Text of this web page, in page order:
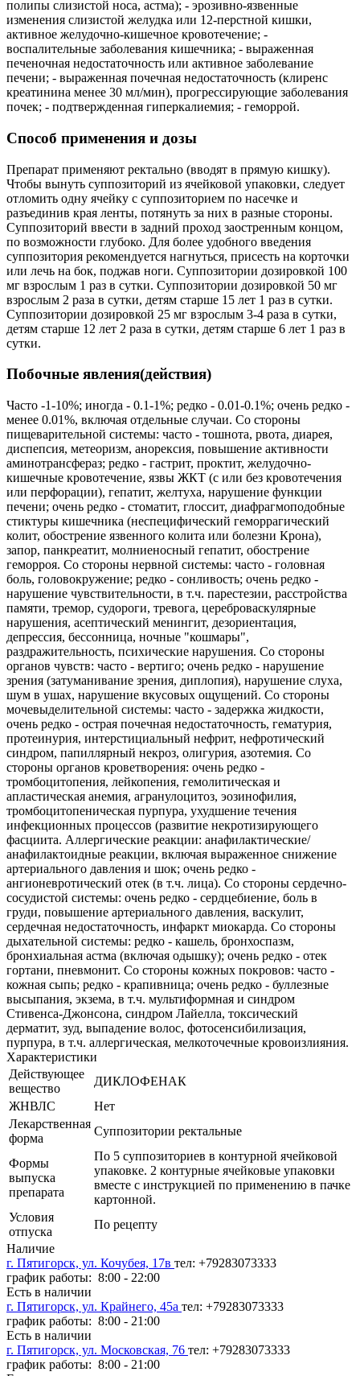
полипы слизистой носа, астма); - эрозивно-язвенные
изменения слизистой желудка или 12-перстной кишки,
активное желудочно-кишечное кровотечение; -
воспалительные заболевания кишечника; - выраженная
печеночная недостаточность или активное заболевание
печени; - выраженная почечная недостаточность (клиренс
креатинина менее 30 мл/мин), прогрессирующие заболевания
почек; - подтвержденная гиперкалиемия; - геморрой.
Способ применения и дозы
Препарат применяют ректально (вводят в прямую кишку).
Чтобы вынуть суппозиторий из ячейковой упаковки, следует
отломить одну ячейку с суппозиторием по насечке и
разъединив края ленты, потянуть за них в разные стороны.
Суппозиторий ввести в задний проход заостренным концом,
по возможности глубоко. Для более удобного введения
суппозитория рекомендуется нагнуться, присесть на корточки
или лечь на бок, поджав ноги. Суппозитории дозировкой 100
мг взрослым 1 раз в сутки. Суппозитории дозировкой 50 мг
взрослым 2 раза в сутки, детям старше 15 лет 1 раз в сутки.
Суппозитории дозировкой 25 мг взрослым 3-4 раза в сутки,
детям старше 12 лет 2 раза в сутки, детям старше 6 лет 1 раз в
сутки.
Побочные явления(действия)
Часто -1-10%; иногда - 0.1-1%; редко - 0.01-0.1%; очень редко -
менее 0.01%, включая отдельные случаи. Со стороны
пищеварительной системы: часто - тошнота, рвота, диарея,
диспепсия, метеоризм, анорексия, повышение активности
аминотрансфераз; редко - гастрит, проктит, желудочно-
кишечные кровотечение, язвы ЖКТ (с или без кровотечения
или перфорации), гепатит, желтуха, нарушение функции
печени; очень редко - стоматит, глоссит, диафрагмоподобные
стиктуры кишечника (неспецифический геморрагический
колит, обострение язвенного колита или болезни Крона),
запор, панкреатит, молниеносный гепатит, обострение
геморроя. Со стороны нервной системы: часто - головная
боль, головокружение; редко - сонливость; очень редко -
нарушение чувствительности, в т.ч. парестезии, расстройства
памяти, тремор, судороги, тревога, цереброваскулярные
нарушения, асептический менингит, дезориентация,
депрессия, бессонница, ночные "кошмары",
раздражительность, психические нарушения. Со стороны
органов чувств: часто - вертиго; очень редко - нарушение
зрения (затуманивание зрения, диплопия), нарушение слуха,
шум в ушах, нарушение вкусовых ощущений. Со стороны
мочевыделительной системы: часто - задержка жидкости,
очень редко - острая почечная недостаточность, гематурия,
протеинурия, интерстициальный нефрит, нефротический
синдром, папиллярный некроз, олигурия, азотемия. Со
стороны органов кроветворения: очень редко -
тромбоцитопения, лейкопения, гемолитическая и
апластическая анемия, агранулоцитоз, эозинофилия,
тромбоцитопеническая пурпура, ухудшение течения
инфекционных процессов (развитие некротизирующего
фасциита. Аллергические реакции: анафилактические/
анафилактоидные реакции, включая выраженное снижение
артериального давления и шок; очень редко -
ангионевротический отек (в т.ч. лица). Со стороны сердечно-
сосудистой системы: очень редко - сердцебиение, боль в
груди, повышение артериального давления, васкулит,
сердечная недостаточность, инфаркт миокарда. Со стороны
дыхательной системы: редко - кашель, бронхоспазм,
бронхиальная астма (включая одышку); очень редко - отек
гортани, пневмонит. Со стороны кожных покровов: часто -
кожная сыпь; редко - крапивница; очень редко - буллезные
высыпания, экзема, в т.ч. мультиформная и синдром
Стивенса-Джонсона, синдром Лайелла, токсический
дерматит, зуд, выпадение волос, фотосенсибилизация,
пурпура, в т.ч. аллергическая, мелкоточечные кровоизлияния.
Характеристики
Действующее
вещество
ДИКЛОФЕНАК
ЖНВЛС
Нет
Лекарственная
форма
Суппозитории ректальные
Формы
выпуска
препарата
По 5 суппозиториев в контурной ячейковой
упаковке. 2 контурные ячейковые упаковки
вместе с инструкцией по применению в пачке
картонной.
Условия
отпуска
По рецепту
Наличие
г. Пятигорск, ул. Кочубея, 17в тел: +79283073333
график работы: 8:00 - 22:00
Есть в наличии
г. Пятигорск, ул. Крайнего, 45а тел: +79283073333
график работы: 8:00 - 21:00
Есть в наличии
г. Пятигорск, ул. Московская, 76 тел: +79283073333
график работы: 8:00 - 21:00